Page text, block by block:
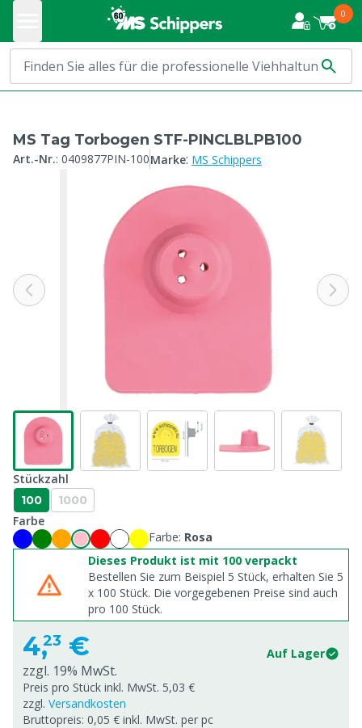
0
MS Tag Torbogen STF-PINCLBLPB100
Art.-Nr.: 0409877PIN-100Marke: MS Schippers
Stückzahl
100 1000
Farbe
Farbe: Rosa
Dieses Produkt ist mit 100 verpackt
Bestellen Sie zum Beispiel 5 Stück, erhalten Sie 5
x 100 Stück. Die vorgegebenen Preise sind auch
pro 100 Stück.
4,23 € Auf Lager
zzgl. 19% MwSt.
Preis pro Stück inkl. MwSt. 5,03 €
zzgl. Versandkosten
Bruttopreis: 0,05 € inkl. MwSt. per pc